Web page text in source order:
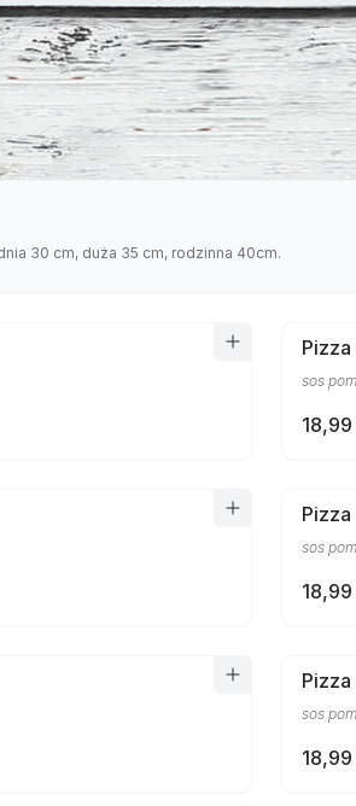
30 cm, duża 35 cm, rodzinna 40cm.
Pizza
sos
18,99
sos
18,99
sos
18,99